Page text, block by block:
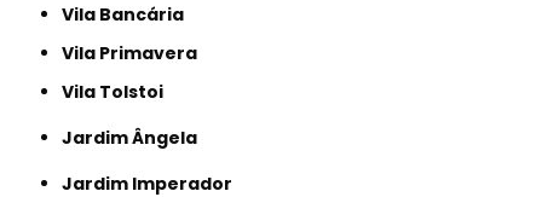
Vila Bancária
Vila Primavera
Vila Tolstoi
Jardim Ângela
Jardim Imperador